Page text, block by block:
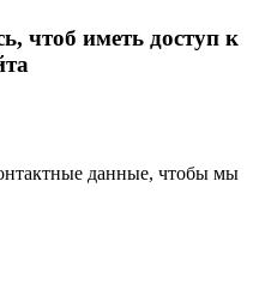
чтоб иметь доступ к
данные, чтобы мы